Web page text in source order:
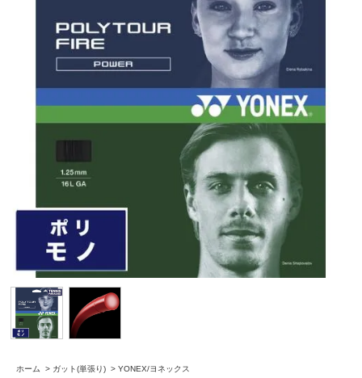
ホーム > ガット(単張り) > YONEX/ヨネックス